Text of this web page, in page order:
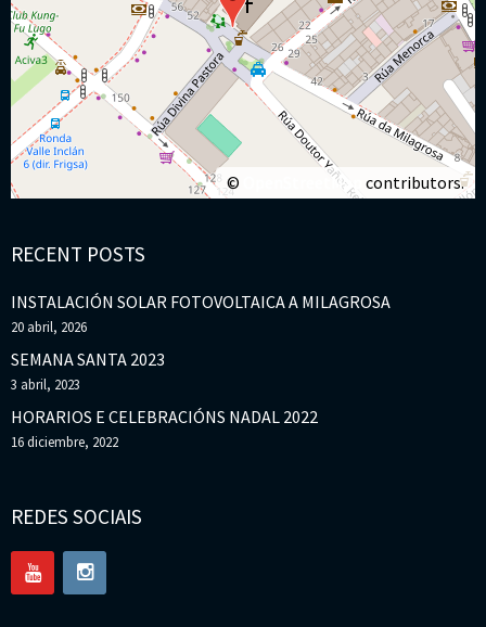
© OpenStreetMap contributors.
RECENT POSTS
INSTALACIÓN SOLAR FOTOVOLTAICA A MILAGROSA
20 abril, 2026
SEMANA SANTA 2023
3 abril, 2023
HORARIOS E CELEBRACIÓNS NADAL 2022
16 diciembre, 2022
REDES SOCIAIS